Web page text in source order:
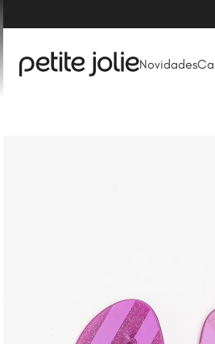
Novidades